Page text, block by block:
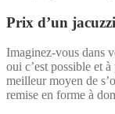
Prix d’un
Imaginez-vous dans
oui c’est possible et
meilleur moyen de
remise en forme à